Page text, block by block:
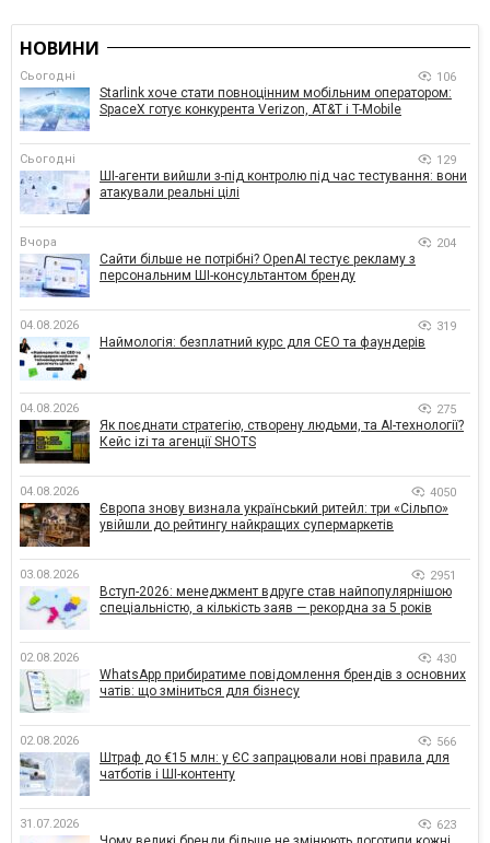
НОВИНИ
Сьогодні 106
Starlink хоче стати повноцінним мобільним оператором:
SpaceX готує конкурента Verizon, AT&T і T-Mobile
Сьогодні 129
ШІ-агенти вийшли з-під контролю під час тестування: вони
атакували реальні цілі
Вчора 204
Сайти більше не потрібні? OpenAI тестує рекламу з
персональним ШІ-консультантом бренду
04.08.2026 319
Наймологія: безплатний курс для CEO та фаундерів
04.08.2026 275
Як поєднати стратегію, створену людьми, та AI-технології?
Кейс izi та агенції SHOTS
04.08.2026 4050
Європа знову визнала український ритейл: три «Сільпо»
увійшли до рейтингу найкращих супермаркетів
03.08.2026 2951
Вступ-2026: менеджмент вдруге став найпопулярнішою
спеціальністю, а кількість заяв — рекордна за 5 років
02.08.2026 430
WhatsApp прибиратиме повідомлення брендів з основних
чатів: що зміниться для бізнесу
02.08.2026 566
Штраф до €15 млн: у ЄС запрацювали нові правила для
чатботів і ШІ-контенту
31.07.2026 623